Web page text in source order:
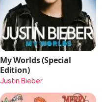
My Worlds (Special
Edition)
Justin Bieber